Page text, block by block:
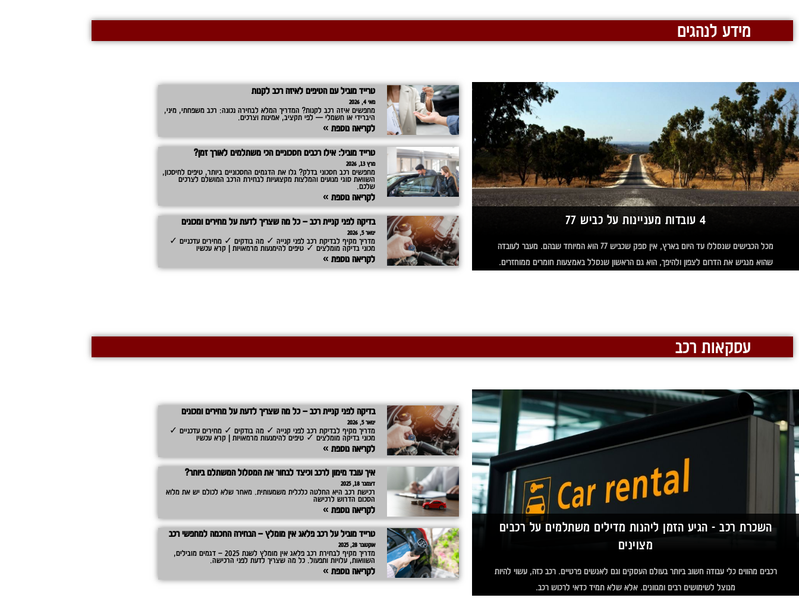
מידע לנהגים
4 עובדות מעניינות על כביש 77
מכל הכבישים שנסללו עד היום בארץ, אין ספק שכביש 77 הוא המיוחד שבהם. מעבר לעובדה
שהוא מנגיש את הדרום לצפון ולהיפך, הוא גם הראשון שנסלל באמצעות חומרים ממוחזרים.
טרייד מוביל עם הטיפים לאיזה רכב לקנות
מאי 4, 2026
מחפשים איזה רכב לקנות? המדריך המלא לבחירה נכונה: רכב משפחתי, מיני,
היברידי או חשמלי — לפי תקציב, אמינות וצרכים.
לקריאה נוספת »
טרייד מוביל: אילו רכבים חסכוניים הכי משתלמים לאורך זמן?
מרץ 13, 2026
מחפשים רכב חסכוני בדלק? גלו את הדגמים החסכוניים ביותר, טיפים לחיסכון,
השוואת סוגי מנועים והמלצות מקצועיות לבחירת הרכב המושלם לצרכים
שלכם.
לקריאה נוספת »
בדיקה לפני קניית רכב – כל מה שצריך לדעת על מחירים ומכונים
ינואר 5, 2026
מדריך מקיף לבדיקת רכב לפני קנייה ✓ מה בודקים ✓ מחירים עדכניים ✓
מכוני בדיקה מומלצים ✓ טיפים להימנעות מרמאויות | קרא עכשיו
לקריאה נוספת »
עסקאות רכב
השכרת רכב - הגיע הזמן ליהנות מדילים משתלמים על רכבים
מצוינים
רכבים מהווים כלי עבודה חשוב ביותר בעולם העסקים וגם לאנשים פרטיים. רכב כזה, עשוי להיות
מנוצל לשימושים רבים ומגוונים. אלא שלא תמיד כדאי לרכוש רכב.
בדיקה לפני קניית רכב – כל מה שצריך לדעת על מחירים ומכונים
ינואר 5, 2026
מדריך מקיף לבדיקת רכב לפני קנייה ✓ מה בודקים ✓ מחירים עדכניים ✓
מכוני בדיקה מומלצים ✓ טיפים להימנעות מרמאויות | קרא עכשיו
לקריאה נוספת »
איך עובד מימון לרכב וכיצד לבחור את המסלול המשתלם ביותר?
דצמבר 18, 2025
רכישת רכב היא החלטה כלכלית משמעותית. מאחר שלא לכולם יש את מלוא
הסכום הדרוש לרכישה
לקריאה נוספת »
טרייד מוביל על רכב פלאג אין מומלץ – הבחירה החכמה למחפשי רכב
אוקטובר 28, 2025
מדריך מקיף לבחירת רכב פלאג אין מומלץ לשנת 2025 – דגמים מובילים,
השוואות, עלויות ותפעול. כל מה שצריך לדעת לפני הרכישה.
לקריאה נוספת »